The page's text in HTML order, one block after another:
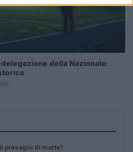
della Nazionale:
presagio di morte?